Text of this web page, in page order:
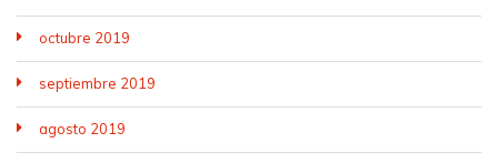
octubre 2019
septiembre 2019
agosto 2019